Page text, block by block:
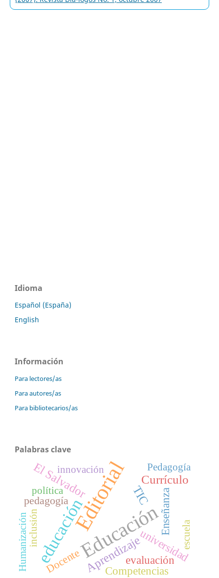
Idioma
Español (España)
English
Información
Para lectores/as
Para autores/as
Para bibliotecarios/as
Palabras clave
Editorial
Educación
educación TIC
Aprendizaje
El Salvador Currículo
Enseñanza
universidad
evaluación
Competencias
pedagogía
Docente
escuela
Pedagogía
inclusión
innovación
Humanización
política